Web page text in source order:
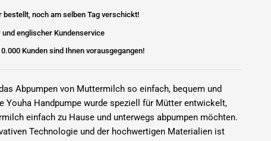
bestellt, noch am selben Tag verschickt!
und englischer Kundenservice
Kunden sind Ihnen vorausgegangen!
Abpumpen von Muttermilch so einfach, bequem und
Youha Handpumpe wurde speziell für Mütter entwickelt,
einfach zu Hause und unterwegs abpumpen möchten.
Technologie und der hochwertigen Materialien ist